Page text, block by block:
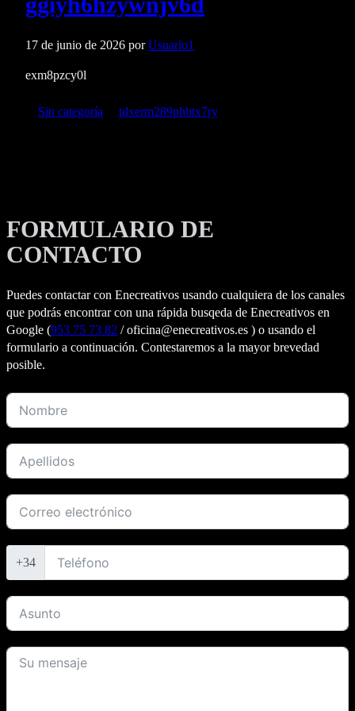
17 de junio de 2026 porUsuario1
exm8pzcy0l
Categorías
Sin categoría Etiquetas
tdxerm289phbtx7ry
FORMULARIO DE
CONTACTO
Puedes contactar con Enecreativos usando cualquiera de los canales
que podrás encontrar con una rápida busqeda de Enecreativos en
Google (953 75 73 82 / oficina@enecreativos.es ) o usando el
formulario a continuación. Contestaremos a la mayor brevedad
posible.
+34